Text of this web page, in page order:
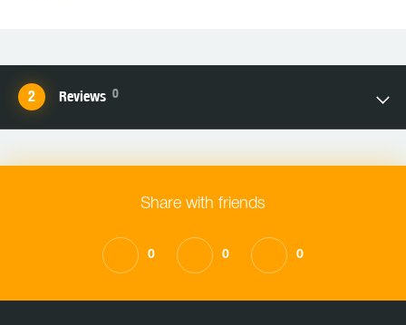
Reviews 0
Share with friends
0 0 0